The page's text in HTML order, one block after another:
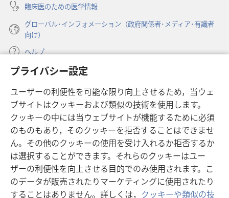
プライバシー設定
ユーザーの利便性を可能な限り向上させるため，当ウェ
ブサイトはクッキーおよび類似の技術を使用します。
クッキーの中には当ウェブサイトが機能するために必須
のものもあり，そのクッキーを拒否することはできませ
ん。その他のクッキーの使用を受け入れるか拒否するか
は選択することができます。それらのクッキーはユー
ザーの利便性を向上させる目的でのみ使用されます。こ
のデータが販売されたりマーケティングに使用されたり
することはありません。詳しくは， クッキーや類似の技
臨床医のための医学情報
グローバル･インフォメーション（政府関係者･メディア･有識者
向け）
ヘルプ
寄付
し
い
タ
ブ
で
開
く）
ものみの塔 オンライン・ライブラリー
（新
し
い
タ
ブ
で
開
く）
JW Hub ®
（新
し
い
タ
ブ
で
JW Library ®
Watchtower Library®